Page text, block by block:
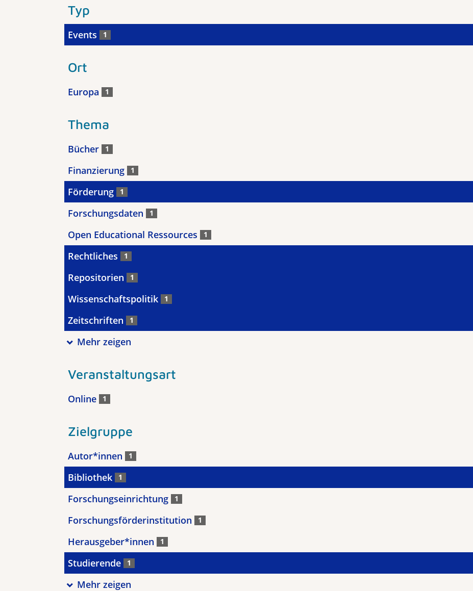
Typ
Events 1
Ort
Europa 1
Thema
Bücher 1
Finanzierung 1
Förderung 1
Forschungsdaten 1
Open Educational Ressources 1
Rechtliches 1
Repositorien 1
Wissenschaftspolitik 1
Zeitschriften 1
Mehr zeigen
Veranstaltungsart
Online 1
Zielgruppe
Autor*innen 1
Bibliothek 1
Forschungseinrichtung 1
Forschungsförderinstitution 1
Herausgeber*innen 1
Studierende 1
Mehr zeigen